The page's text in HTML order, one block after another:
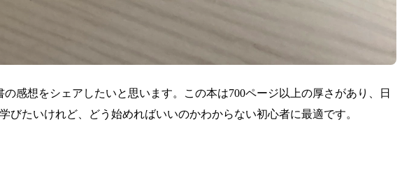
感想をシェアしたいと思います。この本は700ページ以上の厚さがあり、日
たいけれど、どう始めればいいのかわからない初心者に最適です。